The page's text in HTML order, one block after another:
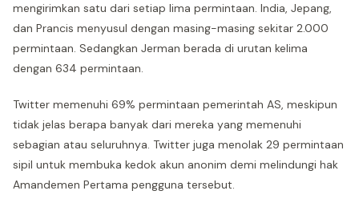
mengirimkan satu dari setiap lima permintaan. India, Jepang,
dan Prancis menyusul dengan masing-masing sekitar 2.000
permintaan. Sedangkan Jerman berada di urutan kelima
dengan 634 permintaan.
Twitter memenuhi 69% permintaan pemerintah AS, meskipun
tidak jelas berapa banyak dari mereka yang memenuhi
sebagian atau seluruhnya. Twitter juga menolak 29 permintaan
sipil untuk membuka kedok akun anonim demi melindungi hak
Amandemen Pertama pengguna tersebut.